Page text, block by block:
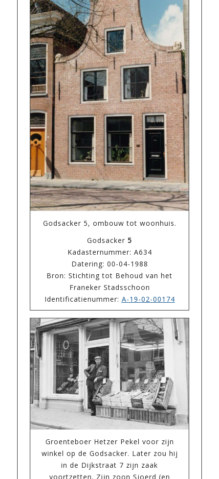
Godsacker 5, ombouw tot woonhuis.
Godsacker 5
Kadasternummer: A634
Datering: 00-04-1988
Bron: Stichting tot Behoud van het
Franeker Stadsschoon
Identificatienummer: A-19-02-00174
Groenteboer Hetzer Pekel voor zijn
winkel op de Godsacker. Later zou hij
in de Dijkstraat 7 zijn zaak
voortzetten. Zijn zoon Sjoerd (en